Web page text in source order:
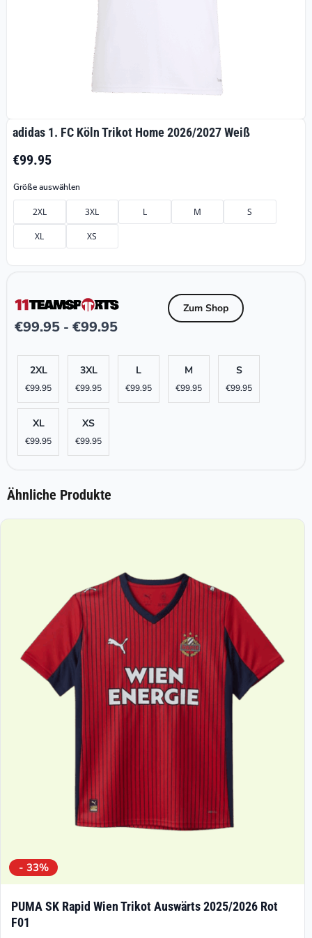
adidas 1. FC Köln Trikot Home 2026/2027 Weiß
€99.95
Größe auswählen
2XL 3XL L M S
XL XS
€99.95 - €99.95
Zum Shop
2XL
€99.95
3XL
€99.95
L
€99.95
M
€99.95
S
€99.95
XL
€99.95
XS
€99.95
Ähnliche Produkte
- 33%
PUMA SK Rapid Wien Trikot Auswärts 2025/2026 Rot
F01